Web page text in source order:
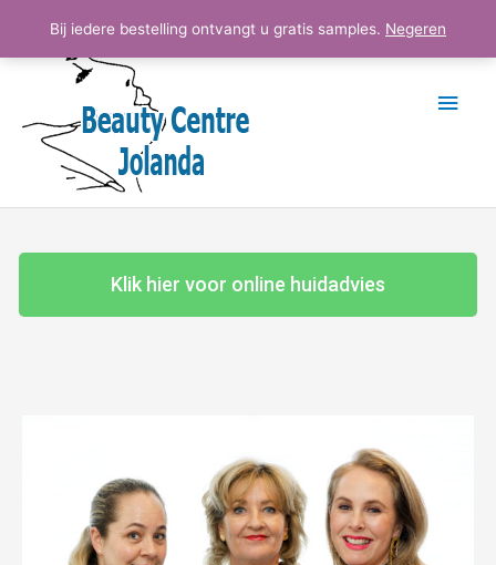
Bij iedere bestelling ontvangt u gratis samples. Negeren
Klik hier voor online huidadvies